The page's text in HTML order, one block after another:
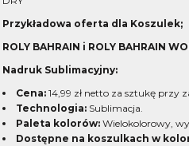
Przykładowa oferta dla Koszulek;
ROLY BAHRAIN i ROLY BAHRAIN
Nadruk Sublimacyjny:
Cena: 14,99 zł netto za sztukę przy
Technologia: Sublimacja.
Paleta kolorów: Wielokolorowy,
Dostępne na koszulkach w